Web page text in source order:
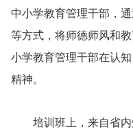
中小学教育管理干部，
等方式，将师德师风和
小学教育管理干部在认
精神。
培训班上，来自省内